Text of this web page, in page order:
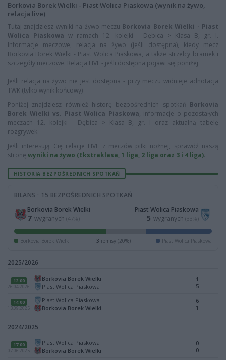
Borkovia Borek Wielki - Piast Wolica Piaskowa (wynik na żywo,
relacja live)
Tutaj znajdziesz wyniki na żywo meczu Borkovia Borek Wielki - Piast
Wolica Piaskowa w ramach 12. kolejki - Dębica > Klasa B, gr. I.
Informacje meczowe, relacja na żywo (jeśli dostępna), kiedy mecz
Borkovia Borek Wielki - Piast Wolica Piaskowa, a także strzelcy bramek i
szczegóły meczowe. Relacja LIVE - jeśli dostępna pojawi się poniżej.
Jeśli relacja na żywo nie jest dostępna - przy meczu widnieje adnotacja
TWK (tylko wynik końcowy)
Poniżej znajdziesz również historę bezpośrednich spotkań Borkovia
Borek Wielki vs. Piast Wolica Piaskowa, informacje o pozostałych
meczach 12. kolejki - Dębica > Klasa B, gr. I oraz aktualną tabelę
rozgrywek.
Jeśli interesują Cię relacje LIVE z meczów piłki nożnej, sprawdź naszą
stronę wyniki na żywo (Ekstraklasa, 1 liga, 2 liga oraz 3 i 4 liga).
HISTORIA BEZPOŚREDNICH SPOTKAŃ
BILANS · 15 BEZPOŚREDNICH SPOTKAŃ
Borkovia Borek Wielki
7 wygranych (47%)
Piast Wolica Piaskowa
5 wygranych (33%)
Borkovia Borek Wielki 3 remisy (20%) Piast Wolica Piaskowa
2025/2026
12:00
26.04.2026
Borkovia Borek Wielki
Piast Wolica Piaskowa
1
5
14:00
13.09.2025
Piast Wolica Piaskowa
Borkovia Borek Wielki
6
1
2024/2025
17:00
07.06.2025
Piast Wolica Piaskowa
Borkovia Borek Wielki
0
0